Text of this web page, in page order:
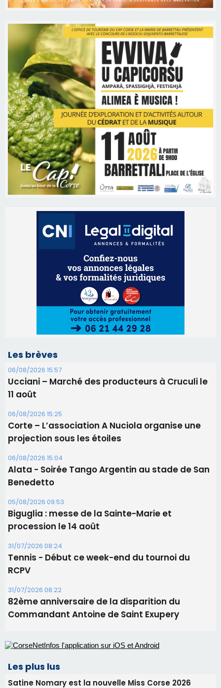
Les brèves
Ucciani – Marché des producteurs à Cruculi le
Corte – L’association A Nuciola organise une
projection sous les étoiles
Alata - Soirée Tango Argentin au stade de San
Benedetto
05/08/2026 09:53
Biguglia : messe de la Sainte-Marie et
procession le 14 août
31/07/2026 08:24
Tennis - Début ce week-end du tournoi du
RCPV
31/07/2026 08:22
82ème anniversaire de la disparition du
Commandant Antoine de Saint Exupery
Les plus lus
Satine Nomary est la nouvelle Miss Corse 2026
d'un spectacle qui ne reviendra pas avant 2081
Éclipse du 12 août : Où s'installer en Corse pour
profiter pleinement du spectacle ?
consommation en recul dans les restaurants
face à une nouvelle escroquerie au faux vendeur de
vin